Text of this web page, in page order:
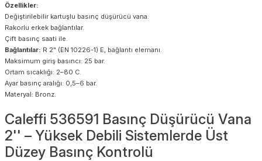
Özellikler:
Değiştirilebilir kartuşlu basınç düşürücü vana.
Rakorlu erkek bağlantılar.
Çift basınç saati ile.
Bağlantılar: R 2" (EN 10226-1) E, bağlantı elemanı.
Maksimum giriş basıncı: 25 bar.
Ortam sıcaklığı: 2–80 C.
Ayar basınç aralığı: 0,5–6 bar.
Materyal: Bronz.
Caleffi 536591 Basınç Düşürücü Vana
2'' – Yüksek Debili Sistemlerde Üst
Düzey Basınç Kontrolü